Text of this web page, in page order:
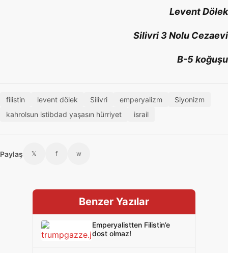
Levent Dölek
Silivri 3 Nolu Cezaevi
B-5 koğuşu
filistin levent dölek Silivri emperyalizm
Siyonizm
kahrolsun istibdad yaşasın hürriyet
israil
Paylaş 𝕏 f w
Benzer Yazılar
Emperyalistten Filistin’e
dost olmaz!